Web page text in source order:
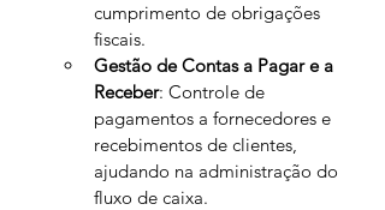
cumprimento de obrigações
fiscais.
Gestão de Contas a Pagar e a
Receber: Controle de
pagamentos a fornecedores e
recebimentos de clientes,
ajudando na administração do
fluxo de caixa.